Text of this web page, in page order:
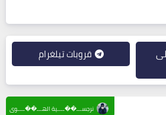
قروبات تيلغرام
نرجســـ��ــــية الهـــ��ــــوى